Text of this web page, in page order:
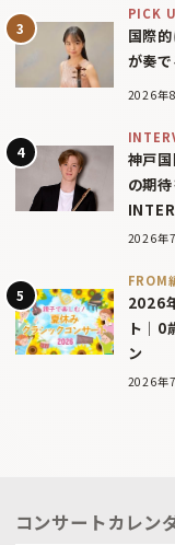
PICK
国際
が奏
2026年
神戸
の期
2026年
FROM
2026
ト｜0
ン
2026年
コンサートカレン